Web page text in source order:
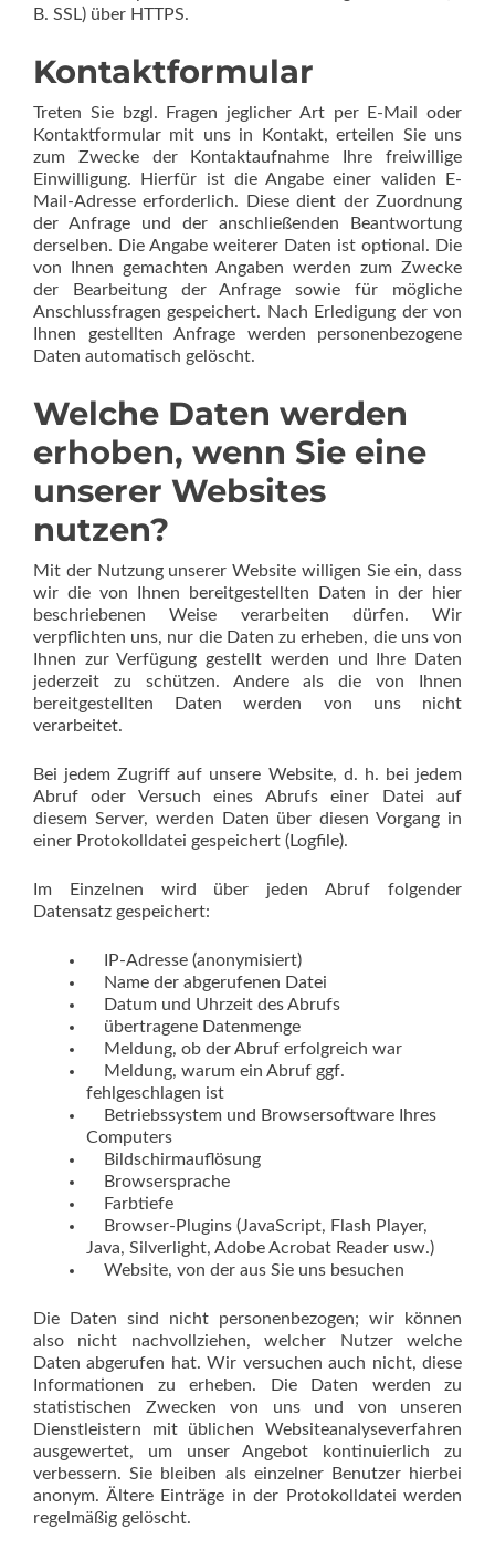
B. SSL) über HTTPS.
Kontaktformular
Treten Sie bzgl. Fragen jeglicher Art per E-Mail oder
Kontaktformular mit uns in Kontakt, erteilen Sie uns
zum Zwecke der Kontaktaufnahme Ihre freiwillige
Einwilligung. Hierfür ist die Angabe einer validen E-
Mail-Adresse erforderlich. Diese dient der Zuordnung
der Anfrage und der anschließenden Beantwortung
derselben. Die Angabe weiterer Daten ist optional. Die
von Ihnen gemachten Angaben werden zum Zwecke
der Bearbeitung der Anfrage sowie für mögliche
Anschlussfragen gespeichert. Nach Erledigung der von
Ihnen gestellten Anfrage werden personenbezogene
Daten automatisch gelöscht.
Welche Daten werden
erhoben, wenn Sie eine
unserer Websites
nutzen?
Mit der Nutzung unserer Website willigen Sie ein, dass
wir die von Ihnen bereitgestellten Daten in der hier
beschriebenen Weise verarbeiten dürfen. Wir
verpflichten uns, nur die Daten zu erheben, die uns von
Ihnen zur Verfügung gestellt werden und Ihre Daten
jederzeit zu schützen. Andere als die von Ihnen
bereitgestellten Daten werden von uns nicht
verarbeitet.
Bei jedem Zugriff auf unsere Website, d. h. bei jedem
Abruf oder Versuch eines Abrufs einer Datei auf
diesem Server, werden Daten über diesen Vorgang in
einer Protokolldatei gespeichert (Logfile).
Im Einzelnen wird über jeden Abruf folgender
Datensatz gespeichert:
IP-Adresse (anonymisiert)
Name der abgerufenen Datei
Datum und Uhrzeit des Abrufs
übertragene Datenmenge
Meldung, ob der Abruf erfolgreich war
Meldung, warum ein Abruf ggf.
fehlgeschlagen ist
Betriebssystem und Browsersoftware Ihres
Computers
Bildschirmauflösung
Browsersprache
Farbtiefe
Browser-Plugins (JavaScript, Flash Player,
Java, Silverlight, Adobe Acrobat Reader usw.)
Website, von der aus Sie uns besuchen
Die Daten sind nicht personenbezogen; wir können
also nicht nachvollziehen, welcher Nutzer welche
Daten abgerufen hat. Wir versuchen auch nicht, diese
Informationen zu erheben. Die Daten werden zu
statistischen Zwecken von uns und von unseren
Dienstleistern mit üblichen Websiteanalyseverfahren
ausgewertet, um unser Angebot kontinuierlich zu
verbessern. Sie bleiben als einzelner Benutzer hierbei
anonym. Ältere Einträge in der Protokolldatei werden
regelmäßig gelöscht.